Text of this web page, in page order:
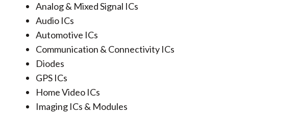
Analog & Mixed Signal ICs
Audio ICs
Automotive ICs
Communication & Connectivity ICs
Diodes
GPS ICs
Home Video ICs
Imaging ICs & Modules